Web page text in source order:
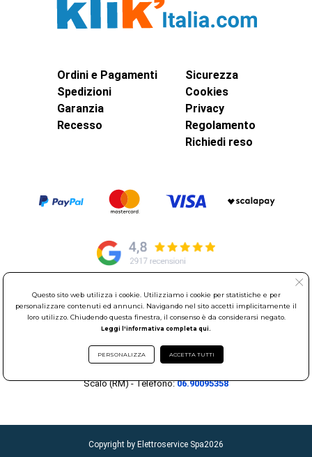
Ordini e Pagamenti
Spedizioni
Garanzia
Recesso
Sicurezza
Cookies
Privacy
Regolamento
Richiedi reso
© Elettroservice Spa - Sede Legale: Via Leonardo da Vinci, 40 -
00015 Monterotondo Scalo (RM)
Partita Iva: 01586761007 - Codice Fiscale: 06634500588 Capitale
Sociale 1.600.000,00 Euro i.v. Iscritto al Registro delle Imprese di
Roma REA: RM-535144
Scalo (RM) - Telefono:06.90095358
Copyright by Elettroservice Spa2026
Questo sito web utilizza i cookie. Utilizziamo i cookie per statistiche e per
personalizzare contenuti ed annunci. Navigando nel sito accetti implicitamente il
loro utilizzo. Chiudendo questa finestra, il consenso è da considerarsi negato.
Leggi l'informativa completa qui.
PERSONALIZZA ACCETTA TUTTI